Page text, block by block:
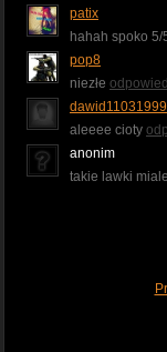
patix
hahah spoko 5/
pop8
niezłe
dawid11031999
aleeee cioty
anonim
takie lawki